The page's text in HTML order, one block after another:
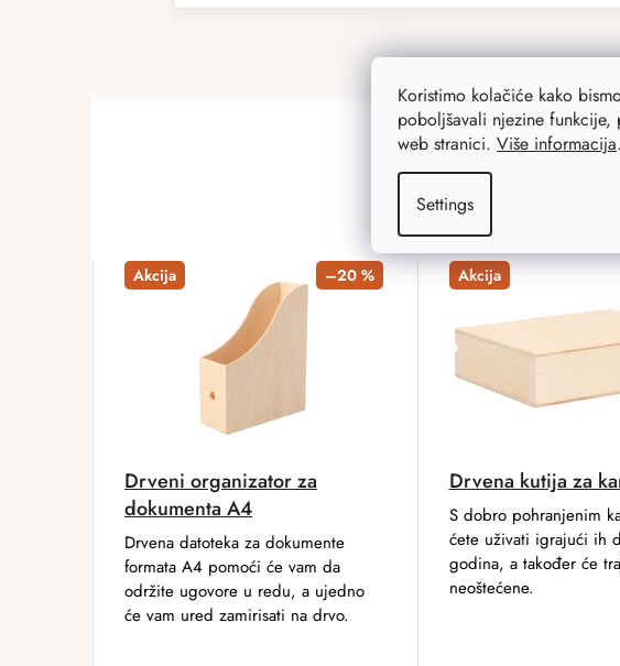
Koristimo kolačiće kako
poboljšavali njezine funkcije,
web stranici. Više informacija.
Settings
Akcija –20 %
Drveni organizator za
dokumenta A4
Drvena datoteka za dokumente
formata A4 pomoći će vam da
održite ugovore u redu, a ujedno
će vam ured zamirisati na drvo.
Akcija
Drvena kutija za
S dobro pohranjenim
ćete uživati ​​igrajući ih
godina, a također će
neoštećene.